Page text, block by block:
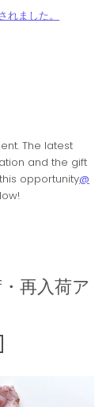
ました。
The latest
and the gift
opportunity@
再入荷ア